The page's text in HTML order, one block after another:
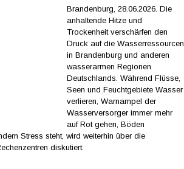
Brandenburg, 28.06.2026. Die
anhaltende Hitze und
Trockenheit verschärfen den
Druck auf die Wasserressourcen
in Brandenburg und anderen
wasserarmen Regionen
Deutschlands. Während Flüsse,
Seen und Feuchtgebiete Wasser
verlieren, Warnampel der
Wasserversorger immer mehr
auf Rot gehen, Böden
Stress steht, wird weiterhin über die
diskutiert.